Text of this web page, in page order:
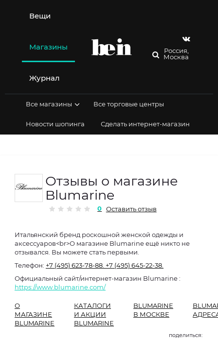
содержимому
Вещи
Магазины
Журнал
Россия,
Москва
Все магазины Все торговые центры
Новости шопинга Сделать интернет-магазин
Отзывы о магазине
Blumarine
0 Оставить отзыв
Итальянский бренд роскошной женской одежды и
аксессуаров<br>О магазине Blumarine ещё никто не
отзывался. Вы можете стать первыми.
Телефон: +7 (495) 623-78-88. +7 (495) 645-22-38.
Официальный сайт/интернет-магазин Blumarine :
https://www.blumarine.com/
О
МАГАЗИНЕ
BLUMARINE
КАТАЛОГИ
И АКЦИИ
BLUMARINE
BLUMARINE
В МОСКВЕ
поделиться: